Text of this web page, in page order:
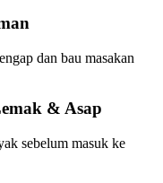
dan bau masakan
& Asap
sebelum masuk ke